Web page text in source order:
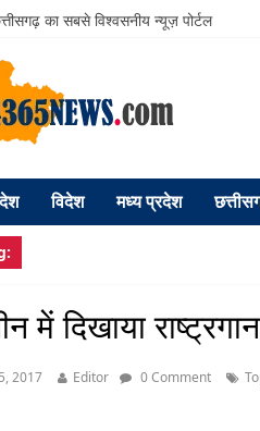
का सबसे विश्वसनीय न्यूज़ पोर्टल
देश विदेश मध्य प्रदेश
में दिखाया
2017 Editor 0 Comment